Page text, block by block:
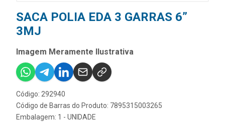
SACA POLIA EDA 3 GARRAS 6”
3MJ
Imagem Meramente Ilustrativa
Código: 292940
Código de Barras do Produto: 7895315003265
Embalagem: 1 - UNIDADE